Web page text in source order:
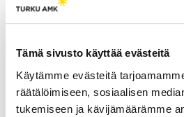
Tämä sivusto käyttää evästeitä
Käytämme evästeitä
räätälöimiseen, sosiaalisen
tukemiseen ja kävijämäärämme
ammattiosaaminen tarvitsee
kykyä omasta osaamisesta
puolta ja sen vaatimia taitoja
työnhakutoiminnan avulla.